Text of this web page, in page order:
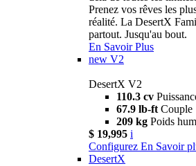
Prenez vos rêves les
réalité. La DesertX
partout. Jusqu'au bout.
En Savoir Plus
new V2
DesertX V2
110.3 cv
67.9 lb-ft Couple
209 kg Poids
$ 19,995 i
Configurez En Savoir
DesertX